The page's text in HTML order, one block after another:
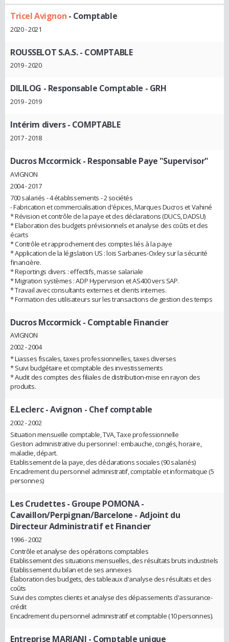
Tricel Avignon - Comptable
2020 - 2021
ROUSSELOT S.A.S.- COMPTABLE
2019 - 2020
DILILOG - Responsable Comptable - GRH
2019 - 2019
Intérim divers- COMPTABLE
2017 - 2018
Ducros Mccormick- Responsable Paye "Supervisor"
AVIGNON
2004 - 2017
700 salariés - 4 établissements - 2 sociétés
- Fabrication et commercialisation d'épices, Marques Ducros et Vahiné
* Révision et contrôle de la paye et des déclarations (DUCS, DADSU)
* Elaboration des budgets prévisionnels et analyse des coûts et des
écarts
* Contrôle et rapprochement des comptes liés à la paye
* Application de la législation US : lois Sarbanes-Oxley sur la sécurité
financière.
* Reportings divers : effectifs, masse salariale
* Migration systèmes : ADP Hypervision et AS400 vers SAP.
* Travail avec consultants externes et clients internes.
* Formation des utilisateurs sur les transactions de gestion des temps
Ducros Mccormick- Comptable Financier
AVIGNON
2002 - 2004
* Liasses fiscales, taxes professionnelles, taxes diverses
* Suivi budgétaire et comptable des investissements
* Audit des comptes des filiales de distribution-mise en rayon des
produits.
E.Leclerc - Avignon - Chef comptable
2002 - 2002
Situation mensuelle comptable, TVA, Taxe professionnelle
Gestion administrative du personnel : embauche, congés, horaire,
maladie, départ.
Etablissement de la paye, des déclarations sociales (90 salariés)
Encadrement du personnel administratif, comptable et informatique (5
personnes)
Les Crudettes - Groupe POMONA -
Cavaillon/Perpignan/Barcelone - Adjoint du
Directeur Administratif et Financier
1996 - 2002
Contrôle et analyse des opérations comptables
Etablissement des situations mensuelles, des résultats bruts industriels
Etablissement du bilan et de ses annexes
Élaboration des budgets, des tableaux d'analyse des résultats et des
coûts
Suivi des comptes clients et analyse des dépassements d'assurance-
crédit
Encadrement du personnel administratif et comptable (10 personnes).
Entreprise MARIANI - Comptable unique